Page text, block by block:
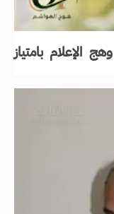
الإعلام بامتياز